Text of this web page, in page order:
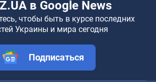
в Google News
чтобы быть в курсе последних
Украины и мира сегодня
Подписаться